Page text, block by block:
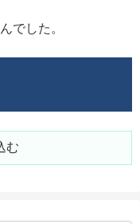
でした。
む